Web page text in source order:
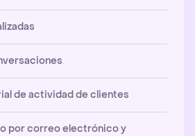
de actividad de clientes
por correo electrónico y